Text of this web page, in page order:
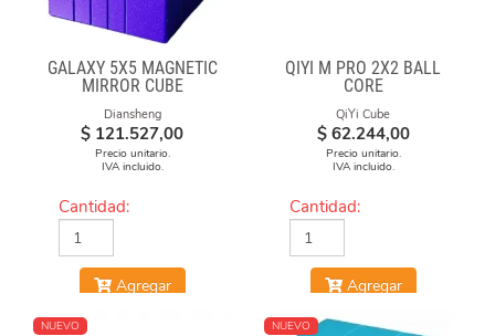
GALAXY 5X5 MAGNETIC
MIRROR CUBE
Diansheng
$ 121.527,00
Precio unitario.
IVA incluido.
Cantidad:
Agregar
QIYI M PRO 2X2 BALL
CORE
QiYi Cube
$ 62.244,00
Precio unitario.
IVA incluido.
Cantidad:
Agregar
NUEVO NUEVO